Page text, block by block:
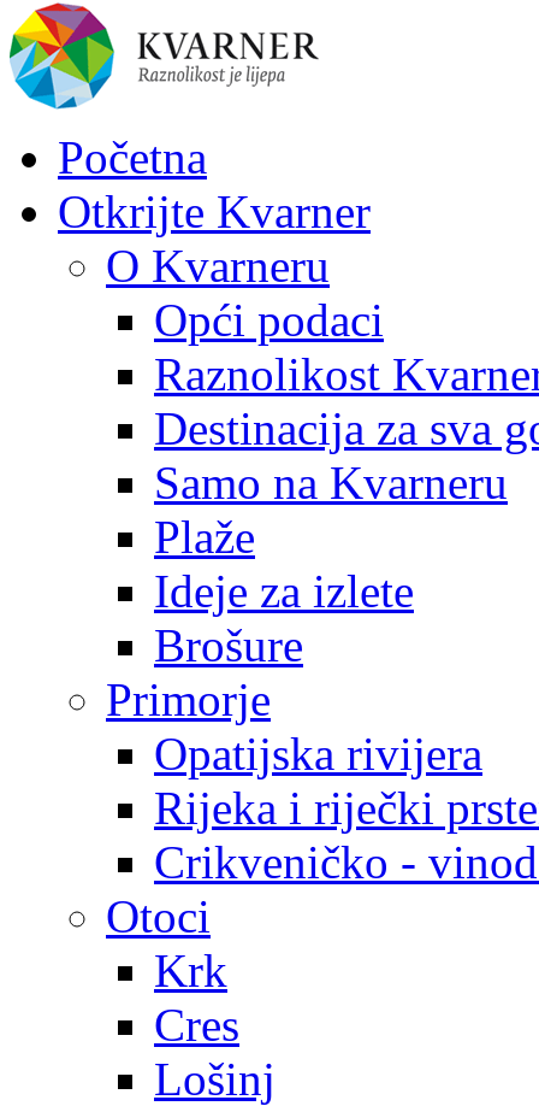
Početna
Otkrijte Kvarner
O Kvarneru
Opći podaci
Raznolikost
Destinacija za sva
Samo na Kvarneru
Plaže
Ideje za izlete
Brošure
Primorje
Opatijska rivijera
Rijeka i riječki
Crikveničko -
Otoci
Krk
Cres
Lošinj